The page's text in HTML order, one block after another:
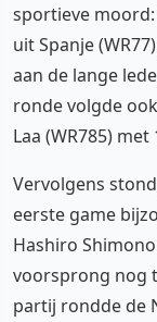
sportieve
uit Spanje
aan de lange
ronde volgde
Laa (WR785) met
Vervolgens
eerste game
Hashiro
voorsprong nog
partij rondde de